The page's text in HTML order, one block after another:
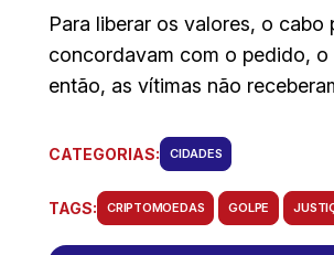
Para liberar os valores, o cabo
concordavam com o pedido, o
então, as vítimas não
CATEGORIAS: CIDADES
TAGS: CRIPTOMOEDAS GOLPE